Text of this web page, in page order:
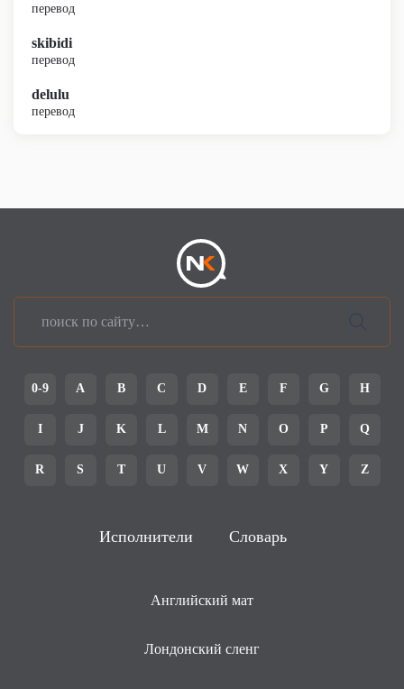
перевод
skibidi
перевод
delulu
перевод
0-9 A B C D E F G H
I J K L M N O P Q
R S T U V W X Y Z
Исполнители Словарь
Английский мат
Лондонский сленг